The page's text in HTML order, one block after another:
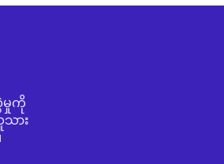
မှုကို
ား